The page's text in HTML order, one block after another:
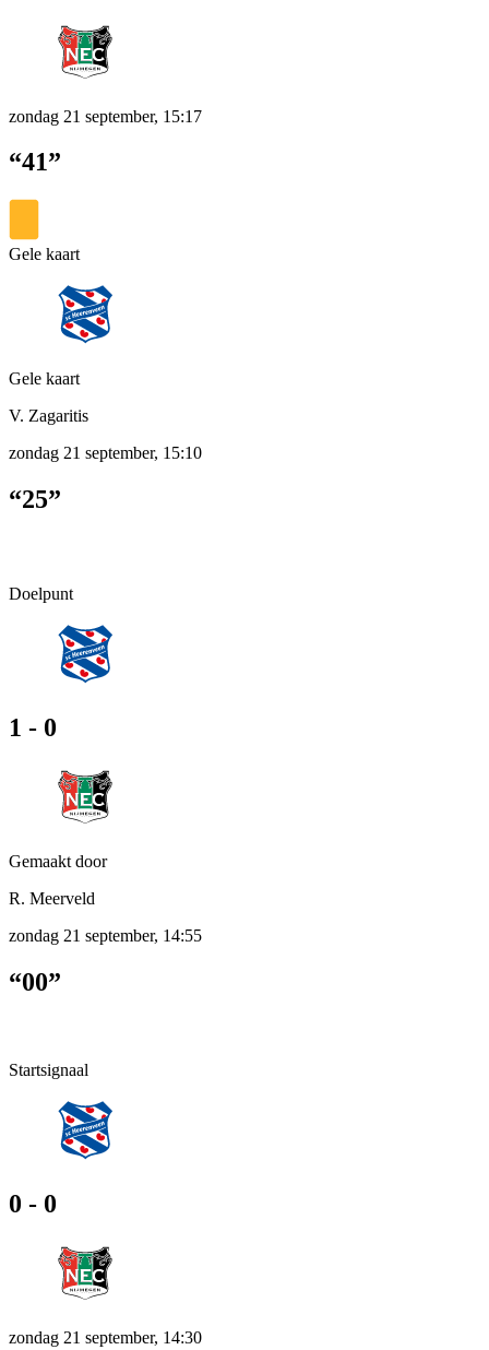
zondag 21 september, 15:17
“41”
Gele kaart
Gele kaart
V. Zagaritis
zondag 21 september, 15:10
“25”
Doelpunt
1 - 0
Gemaakt door
R. Meerveld
zondag 21 september, 14:55
“00”
Startsignaal
0 - 0
zondag 21 september, 14:30